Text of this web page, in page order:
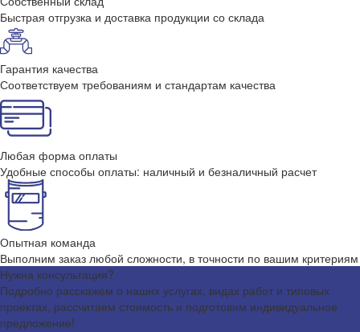
Быстрая отгрузка и доставка продукции со склада
Гарантия качества
Соответствуем требованиям и стандартам качества
Любая форма оплаты
Удобные способы оплаты: наличный и безналичный расчет
Опытная команда
Выполним заказ любой сложности, в точности по вашим критериям
Нужна консультация?
Подробно расскажем о наших услугах, видах работ и типовых
проектах, рассчитаем стоимость и подготовим индивидуальное
предложение!